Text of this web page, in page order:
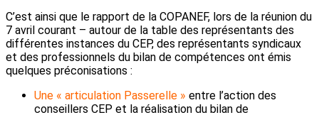
C’est ainsi que le rapport de la COPANEF, lors de la réunion du
7 avril courant – autour de la table des représentants des
différentes instances du CEP, des représentants syndicaux
et des professionnels du bilan de compétences ont émis
quelques préconisations :
Une « articulation Passerelle » entre l’action des
conseillers CEP et la réalisation du bilan de